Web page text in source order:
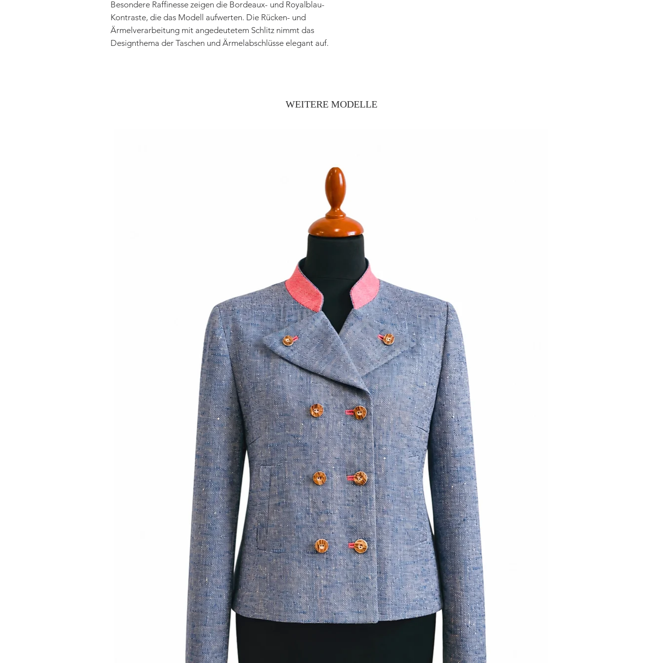
Besondere Raffinesse zeigen die Bordeaux- und Royalblau-
Kontraste, die das Modell aufwerten. Die Rücken- und
Ärmelverarbeitung mit angedeutetem Schlitz nimmt das
Designthema der Taschen und Ärmelabschlüsse elegant auf.
WEITERE MODELLE